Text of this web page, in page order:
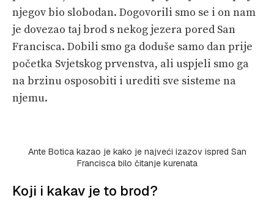
njegov bio slobodan. Dogovorili smo se i on nam
je dovezao taj brod s nekog jezera pored San
Francisca. Dobili smo ga doduše samo dan prije
početka Svjetskog prvenstva, ali uspjeli smo ga
na brzinu osposobiti i urediti sve sisteme na
njemu.
Ante Botica kazao je kako je najveći izazov ispred San
Francisca bilo čitanje kurenata
Koji i kakav je to brod?